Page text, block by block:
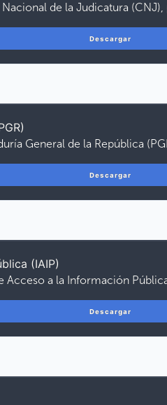
de la Judicatura (CNJ),
Descargar
General de la República
Descargar
(IAIP)
a la Información
Descargar